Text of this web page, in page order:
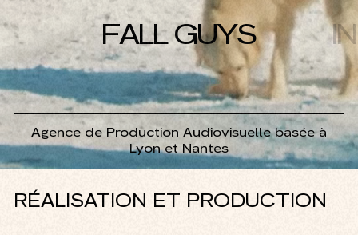
FALLGUYS IN
Agence de Production Audiovisuelle basée à
Lyon et Nantes
RÉALISATION ET PRODUCTION